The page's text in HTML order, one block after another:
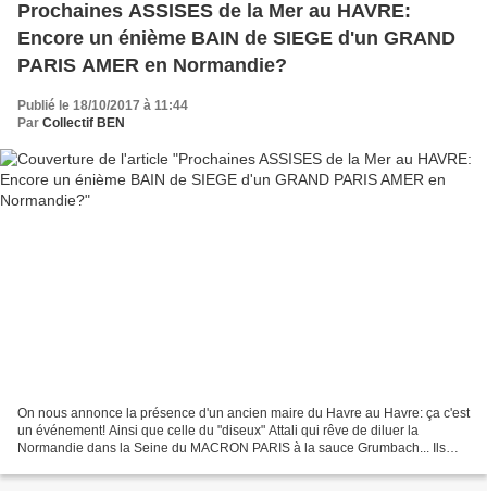
Prochaines ASSISES de la Mer au HAVRE:
Encore un énième BAIN de SIEGE d'un GRAND
PARIS AMER en Normandie?
Publié le 18/10/2017 à 11:44
Par Collectif BEN
On nous annonce la présence d'un ancien maire du Havre au Havre: ça c'est
un événement! Ainsi que celle du "diseux" Attali qui rêve de diluer la
Normandie dans la Seine du MACRON PARIS à la sauce Grumbach... Ils